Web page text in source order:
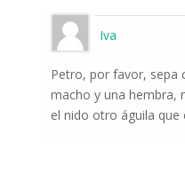
Iva
Petro, por favor, sepa
macho y una hembra,
el nido otro águila que